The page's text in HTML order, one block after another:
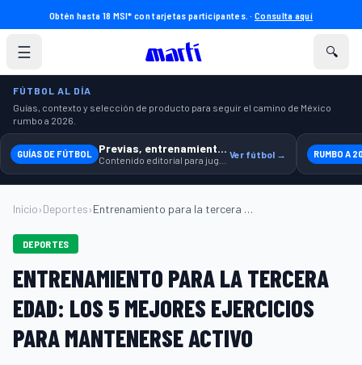
Obtén hasta 18 MSI* con tarjetas participantes. ·Consulta aquí
☰ 🔍
FÚTBOL AL DÍA
Guías, contexto y selección de producto para seguir el camino de México
rumbo a 2026.
GUÍAS DE FÚTBOL Previas, entrenamiento y producto Ver fútbol → RUMBO A
Inicio›Deportes› Entrenamiento para la tercera edad: Los ...
DEPORTES
ENTRENAMIENTO PARA LA TERCERA
EDAD: LOS 5 MEJORES EJERCICIOS
PARA MANTENERSE ACTIVO